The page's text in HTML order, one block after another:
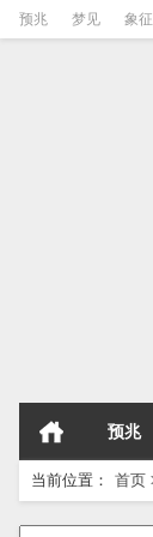
预兆 梦见 象征
预兆
当前位置： 首页